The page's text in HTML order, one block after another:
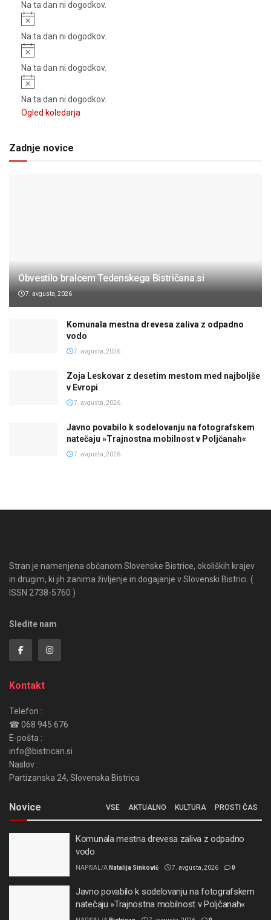
Na ta dan ni dogodkov.
Notice
Na ta dan ni dogodkov.
Notice
Na ta dan ni dogodkov.
Notice
Na ta dan ni dogodkov.
Ogled koledarja
Zadnje novice
Obvestilo bralcem Tedenskega Bistričana.si
7. avgusta, 2026
Komunala mestna drevesa zaliva z odpadno
vodo
7. avgusta, 2026
Zoja Leskovar z desetim mestom med najboljše
v Evropi
7. avgusta, 2026
Javno povabilo k sodelovanju na fotografskem
natečaju »Trajnostna mobilnost v Poljčanah«
7. avgusta, 2026
Stran je namenjena občanom Slovenske Bistrice, okoliških krajev
in drugim, ki jih zanima življenje in dogajanje v Slovenski Bistrici. (
ISSN 2738-5760 )
Sledite nam
Kontakt
Telefon :
☎ 068 945 676
E-pošta :
info@bistrican.si
Naslov :
Partizanska 24, Slovenska Bistrica
Novice VSE AKTUALNO KULTURA PROSTI ČAS
Komunala mestna drevesa zaliva z odpadno
vodo
NAPISAL/A Natalija Sinkovič 7. avgusta, 2026 0
Javno povabilo k sodelovanju na fotografskem
natečaju »Trajnostna mobilnost v Poljčanah«